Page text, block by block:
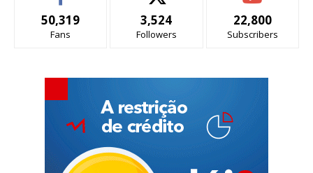
50,319
Fans
3,524
Followers
22,800
Subscribers